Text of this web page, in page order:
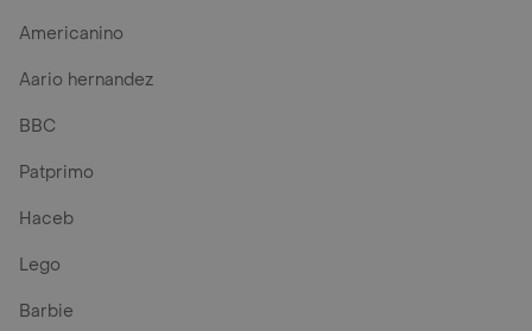
Americanino
Aario hernandez
BBC
Patprimo
Haceb
Lego
Barbie